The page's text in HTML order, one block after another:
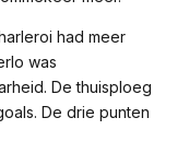
had meer
was
De thuisploeg
De drie punten